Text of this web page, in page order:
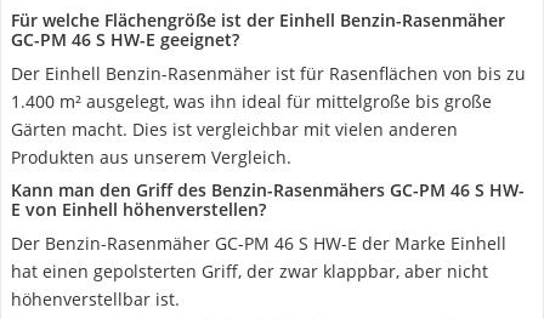
Für welche Flächengröße ist der Einhell Benzin-Rasenmäher
GC-PM 46 S HW-E geeignet?
Der Einhell Benzin-Rasenmäher ist für Rasenflächen von bis zu
1.400 m² ausgelegt, was ihn ideal für mittelgroße bis große
Gärten macht. Dies ist vergleichbar mit vielen anderen
Produkten aus unserem Vergleich.
Kann man den Griff des Benzin-Rasenmähers GC-PM 46 S HW-
E von Einhell höhenverstellen?
Der Benzin-Rasenmäher GC-PM 46 S HW-E der Marke Einhell
hat einen gepolsterten Griff, der zwar klappbar, aber nicht
höhenverstellbar ist.